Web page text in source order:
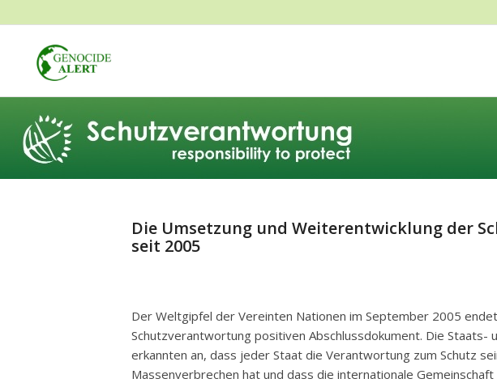
Die Umsetzung und Weiterentwicklung der
seit 2005
Der Weltgipfel der Vereinten Nationen im September 2005
Schutzverantwortung positiven Abschlussdokument. Die Staats-
erkannten an, dass jeder Staat die Verantwortung zum Schutz
Massenverbrechen hat und dass die internationale